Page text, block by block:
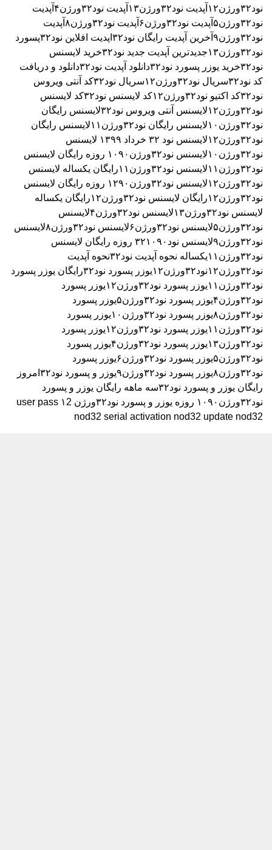
نود۳۲ورژن۱۲
آپدیت نود۳۲ورژن۱۳ آپدیت نود۳۲ورژن۴
آپدیت
نود۳۲ورژن۵
آپدیت نود۳۲ورژن۶ آپدیت نود۳۲ورژن۸
آپدیت
نود۳۲ورژن۹
آخرین آپدیت رایگان نود۳۲ اپدیت افلاین نود۳۲
پسورد
نود۳۲ورژن۱۳
جدیدترین آپدیت جدید نود۳۲
خرید لایسنس
نود۳۲
خرید یوزر پسورد نود۳۲ دانلود آپدیت نود۳۲
دانلود و دریافت
کد نود۳۲
سریال نود۳۲ورژن۱۲ سریال نود۳۲
کد آنتی ویروس
نود۳۲
کد اکتیو نود۳۲ورژن۱۲ کد لایسنس نود۳۲
کد لایسنس
نود۳۲ورژن۱۲
لایسنس آنتی ویروس نود۳۲
لایسنس رایگان
نود۳۲ورژن۱۰
لایسنس رایگان نود۳۲ورژن۱۱
لایسنس رایگان
نود۳۲ورژن۱۲
لایسنس نود ۳٢ خرداد ۱۳۹۹
لایسنس
نود۳۲ورژن۱۰
لایسنس نود۳۲ورژن۱۰۹۰ روزه رایگان
لایسنس
نود۳۲ورژن۱۱
لایسنس نود۳۲ورژن۱۱رایگان یکساله
لایسنس
نود۳۲ورژن۱۲
لایسنس نود۳۲ورژن۱۲۹۰ روزه رایگان
لایسنس
نود۳۲ورژن۱۲رایگان
لایسنس نود۳۲ورژن۱۲رایگان یکساله
لایسنس نود۳۲ورژن۱۳
لایسنس نود۳۲ورژن۴
لایسنس
نود۳۲ورژن۵
لایسنس نود۳۲ورژن۶ لایسنس نود۳۲ورژن۸
لایسنس
نود۳۲ورژن۹
لایسنس نود۳۲۱۰۹۰ روزه رایگان
لایسنس
نود۳۲ورژن۱۱یکساله
نحوه آپدیت نود۳۲
نحوه آپدیت
نود۳۲ورژن۱۲
نود۳۲ورژن۱۲ یوزر پسورد نود۳۲رایگان
یوزر پسورد
نود۳۲ورژن۱۱
یوزر پسورد نود۳۲ورژن۱۲
یوزر پسورد
نود۳۲ورژن۴
یوزر پسورد نود۳۲ورژن۵
یوزر پسورد
نود۳۲ورژن۸
یوزر پسورد نود۳۲ورژن۱۰
یوزر پسورد
نود۳۲ورژن۱۱
یوزر پسورد نود۳۲ورژن۱۲
یوزر پسورد
نود۳۲ورژن۱۳
یوزر پسورد نود۳۲ورژن۴
یوزر پسورد
نود۳۲ورژن۵
یوزر پسورد نود۳۲ورژن۶
یوزر پسورد
نود۳۲ورژن۸
یوزر پسورد نود۳۲ورژن۹
یوزر و پسورد نود۳۲امروز
رایگان یوزر و پسورد نود۳۲سه ماهه رایگان
یوزر و پسورد
نود۳۲ورژن۱۰۹۰ روزه
یوزر و پسورد نود۳۲ورژن ۱2
user pass
nod32 serial activation nod32 update nod32